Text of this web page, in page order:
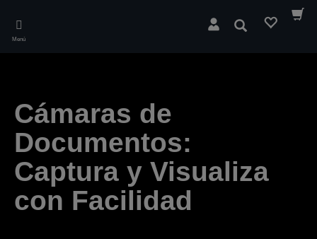
main
Menú
Buscar
Cámaras de
Documentos:
Captura y Visualiza
con Facilidad